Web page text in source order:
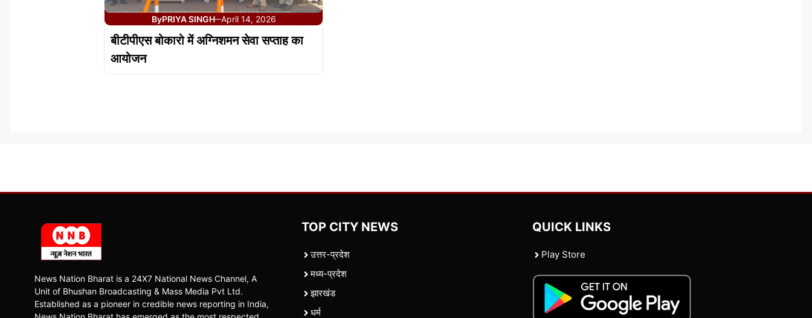
ByPRIYA SINGH—April 14, 2026
बीटीपीएस बोकारो में अग्निशमन सेवा सप्ताह का
आयोजन
News Nation Bharat is a 24X7 National News Channel, A
Unit of Bhushan Broadcasting & Mass Media Pvt Ltd.
Established as a pioneer in credible news reporting in India,
TOP CITY NEWS
उत्तर-प्रदेश
मध्य-प्रदेश
झारखंड
धर्म
QUICK LINKS
Play Store